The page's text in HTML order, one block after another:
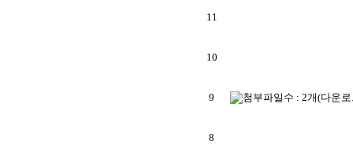
11
10
9
8